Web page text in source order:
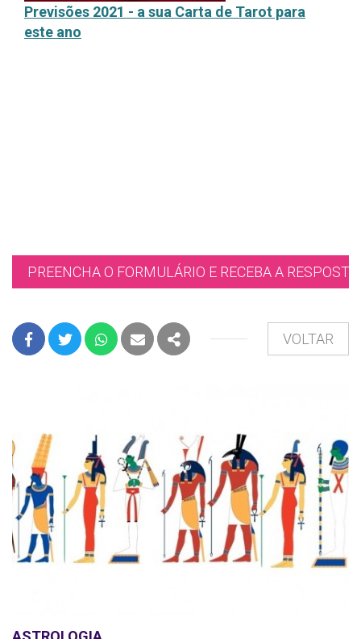
Previsões 2021 - a sua Carta de Tarot para
este ano
PREENCHA O FORMULÁRIO E RECEBA A
FACEBOOK
TWITTERWHATSAPP
E-MAILPARTILHAR
VOLTAR